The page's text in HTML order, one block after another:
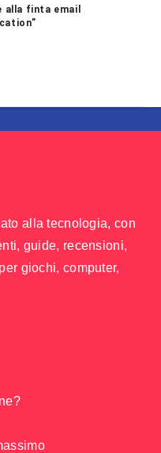
finta email
alla tecnologia, con
guide, recensioni,
giochi, computer,